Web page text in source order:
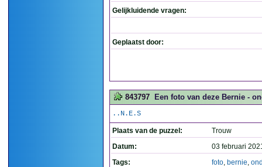
Gelijkluidende vragen:
Geplaatst door:
843797 Een foto van deze Bernie -
..N.E.S
Plaats van de puzzel:
Trouw
Datum:
03 februari
Tags:
foto, bernie,